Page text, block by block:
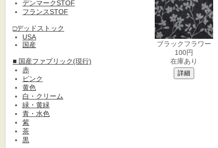
デンマークSTOF
フランスSTOF
□デッドストック
USA
国産
■ 国産ファブリック(現行)
赤
ピンク
黄色
白・クリーム
緑・黄緑
青・水色
紫
茶
黒
ブラックフラワー
100円
在庫あり